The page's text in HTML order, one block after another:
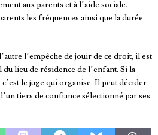
aux parents et à l’aide sociale.
les fréquences ainsi que la durée
l’empêche de jouir de ce droit, il est
lieu de résidence de l’enfant. Si la
le juge qui organise. Il peut décider
tiers de confiance sélectionné par ses